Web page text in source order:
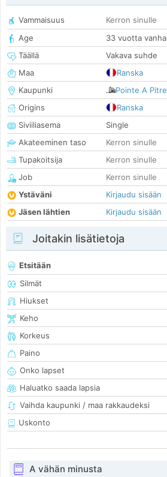
Vammaisuus
Kerron sinulle
Age
33 vuotta vanha
Täällä
Vakava suhde
Maa
Ranska
Kaupunki
Pointe A Pitre
Origins
Ranska
Siviiliasema
Single
Akateeminen taso
Kerron sinulle
Tupakoitsija
Kerron sinulle
Job
Kerron sinulle
Ystäväni
Kirjaudu sisään
Jäsen lähtien
Kirjaudu sisään
Joitakin lisätietoja
Etsitään
Silmät
Hiukset
Keho
Korkeus
Paino
Onko lapset
Haluatko saada lapsia
Vaihda kaupunki / maa rakkaudeksi
Uskonto
A vähän minusta